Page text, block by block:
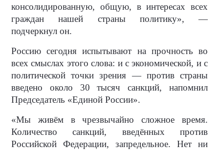
консолидированную, общую, в интересах всех
граждан нашей страны политику», —
подчеркнул он.
Россию сегодня испытывают на прочность во
всех смыслах этого слова: и с экономической, и с
политической точки зрения — против страны
введено около 30 тысяч санкций, напомнил
Председатель «Единой России».
«Мы живём в чрезвычайно сложное время.
Количество санкций, введённых против
Российской Федерации, запредельное. Нет ни